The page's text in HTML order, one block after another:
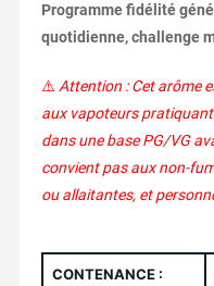
Programme fidélité
quotidienne, challenge
⚠️ Attention : Cet arôme
aux vapoteurs pratiquant
dans une base PG/VG
convient pas aux non-
ou allaitantes, et
CONTENANCE :